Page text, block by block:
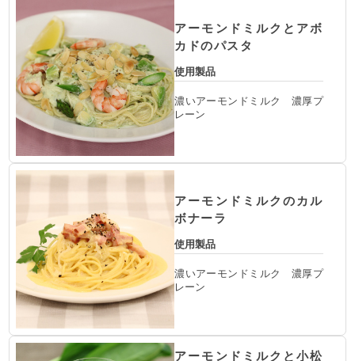
アーモンドミルクとアボ
カドのパスタ
使用製品
濃いアーモンドミルク 濃厚プ
レーン
アーモンドミルクのカル
ボナーラ
使用製品
濃いアーモンドミルク 濃厚プ
レーン
アーモンドミルクと小松